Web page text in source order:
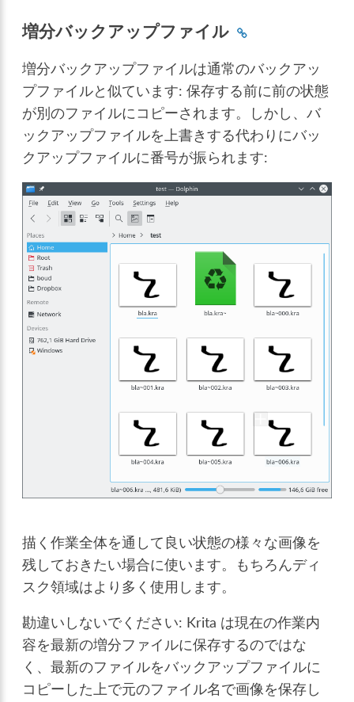
増分バックアップファイル
増分バックアップファイルは通常のバックアッ
プファイルと似ています: 保存する前に前の状態
が別のファイルにコピーされます。しかし、バ
ックアップファイルを上書きする代わりにバッ
クアップファイルに番号が振られます:
描く作業全体を通して良い状態の様々な画像を
残しておきたい場合に使います。もちろんディ
スク領域はより多く使用します。
勘違いしないでください: Krita は現在の作業内
容を最新の増分ファイルに保存するのではな
く、最新のファイルをバックアップファイルに
コピーした上で元のファイル名で画像を保存し